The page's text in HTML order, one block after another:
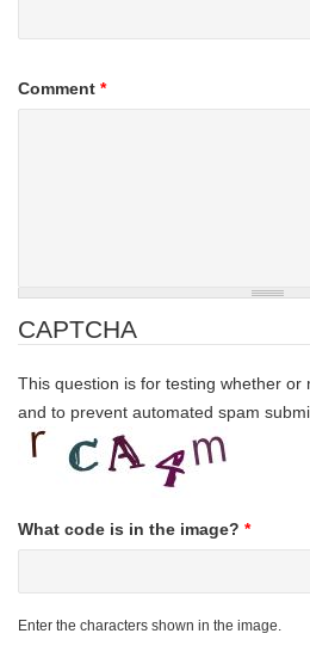
Comment *
CAPTCHA
This question is for testing whether or
and to prevent automated spam
What code is in the image? *
Enter the characters shown in the image.